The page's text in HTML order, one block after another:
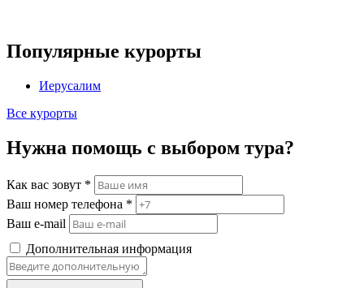
Популярные курорты
Иерусалим
Все курорты
Нужна помощь с выбором тура?
Как вас зовут *
Ваш номер телефона *
Ваш e-mail
Дополнительная информация